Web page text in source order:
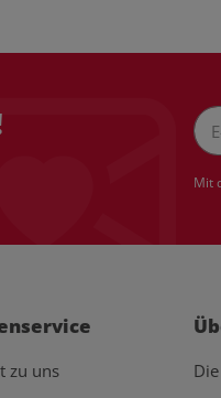
Mit
zu uns